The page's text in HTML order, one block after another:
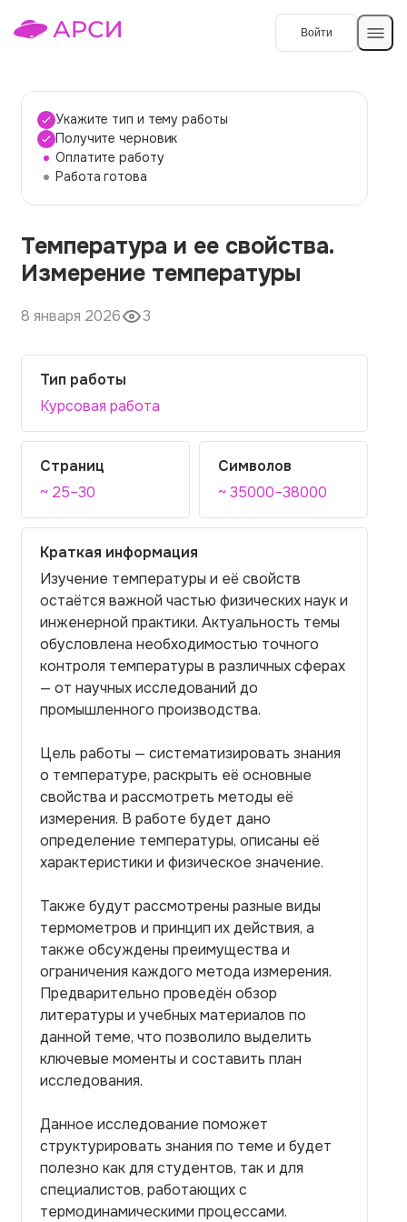
Войти
Темы работ
О сервисе
О компании
Наши гарантии
Порядок оплаты
Вопросы и ответы
Отзывы
Контакты
Укажите тип и тему работы
Получите черновик
Оплатите работу
Работа готова
Температура и ее свойства.
Измерение температуры
8 января 2026 3
Тип работы
Курсовая работа
Страниц
~ 25–30
Символов
~ 35000–38000
Краткая информация
Изучение температуры и её свойств
остаётся важной частью физических наук и
инженерной практики. Актуальность темы
обусловлена необходимостью точного
контроля температуры в различных сферах
— от научных исследований до
промышленного производства.
Цель работы — систематизировать знания
о температуре, раскрыть её основные
свойства и рассмотреть методы её
измерения. В работе будет дано
определение температуры, описаны её
характеристики и физическое значение.
Также будут рассмотрены разные виды
термометров и принцип их действия, а
также обсуждены преимущества и
ограничения каждого метода измерения.
Предварительно проведён обзор
литературы и учебных материалов по
данной теме, что позволило выделить
ключевые моменты и составить план
исследования.
Данное исследование поможет
структурировать знания по теме и будет
полезно как для студентов, так и для
специалистов, работающих с
термодинамическими процессами.